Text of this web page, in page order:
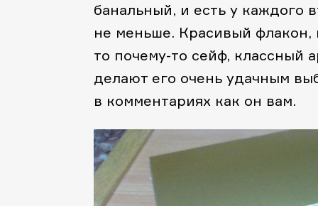
банальный, и есть у каждого
не меньше. Красивый
то почему-то сейф, классный
делают его очень удачным
в комментариях как он вам.